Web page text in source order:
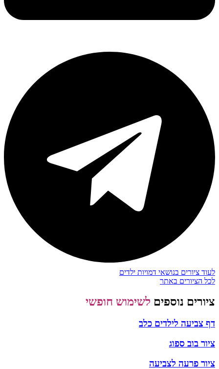
לעוד ציורים בנושאי דמויות ילדים
לכל הציורים באתר
ציורים נוספים לשימוש חופשי
דף צביעה לילדים כלב
ציור בוב ספוג
ציור פרעה לצביעה